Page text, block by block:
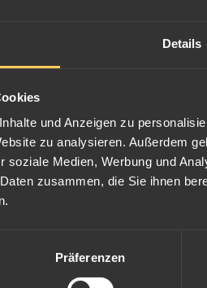
Details
und Anzeigen zu
zu analysieren. Außerdem
soziale Medien, Werbung und
zusammen, die Sie ihnen
Präferenzen